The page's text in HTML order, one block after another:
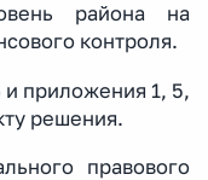
района на
контроля.
и приложения 1, 5,
решения.
правового